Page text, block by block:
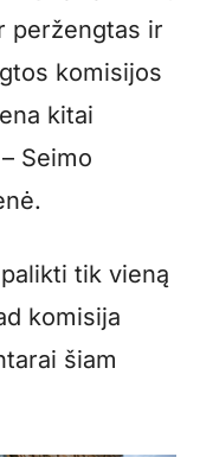
peržengtas ir
komisijos
kitai
Seimo
tik vieną
komisija
šiam